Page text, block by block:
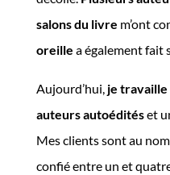
salons du livre m’ont
oreille a également fait
Aujourd’hui, je travaille
auteurs autoéditéset
Mes clients sont au
confié entre un et